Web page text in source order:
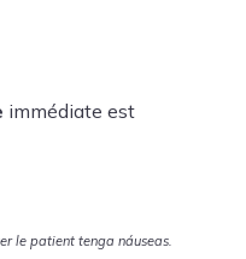
immédiate est
le patient tenga náuseas.